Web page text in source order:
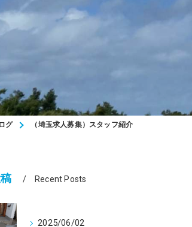
グ （埼玉求人募集）スタッフ紹介
Recent Posts
2025/06/02